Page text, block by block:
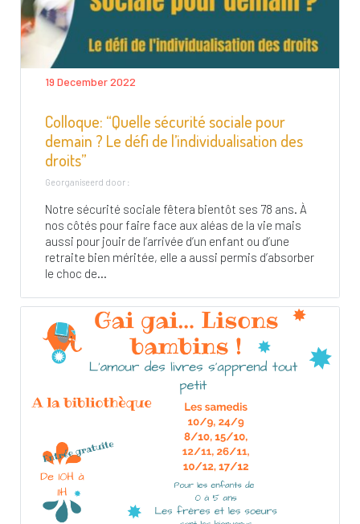
19 December 2022
Colloque: “Quelle sécurité sociale pour
demain ? Le défi de l’individualisation des
droits”
Georganiseerd door :
Notre sécurité sociale fêtera bientôt ses 78 ans. À
nos côtés pour faire face aux aléas de la vie mais
aussi pour jouir de l’arrivée d’un enfant ou d’une
retraite bien méritée, elle a aussi permis d’absorber
le choc de...